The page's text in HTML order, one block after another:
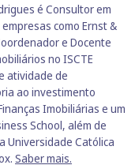
é Consultor em
como Ernst &
e Docente
no ISCTE
atividade de
ao investimento
Imobiliárias e um
School, além de
Universidade Católica
Saber mais.